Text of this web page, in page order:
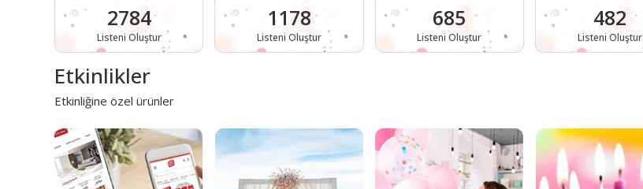
2784
Listeni Oluştur
1178
Listeni Oluştur
685
Listeni Oluştur
482
Listeni Oluştur
Etkinlikler
Etkinliğine özel ürünler